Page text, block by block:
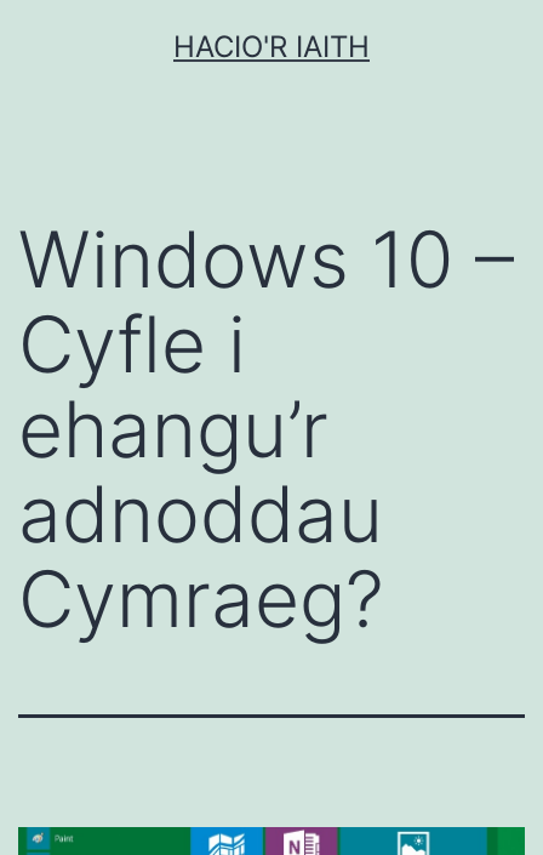
HACIO'R IAITH
Windows 10 –
Cyfle i
ehangu’r
adnoddau
Cymraeg?